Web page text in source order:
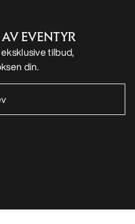
EVENTYR
tilbud,
din.